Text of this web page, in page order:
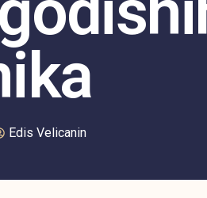
Edis Velicanin